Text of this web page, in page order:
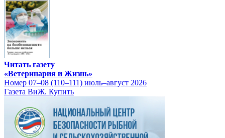
Читать газету
«Ветеринария и Жизнь»
Номер 07–08 (110–111) июль–август 2026
Газета ВиЖ. Купить